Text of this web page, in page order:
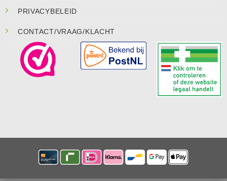
PRIVACYBELEID
CONTACT/VRAAG/KLACHT